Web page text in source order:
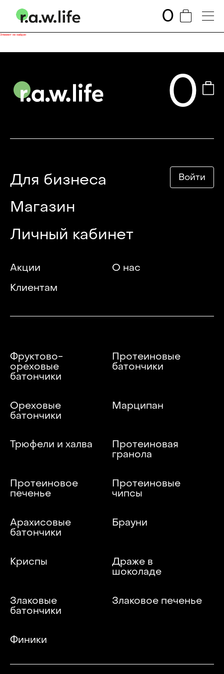
0
Элемент не найден
0
Личный кабинет
Магазин
Для бизнеса Войти
Акции
О нас
Клиентам
Фруктово-
ореховые
батончики
Протеиновые
батончики
Ореховые
батончики
Марципан
Трюфели и халва
Протеиновая
гранола
Протеиновое
печенье
Протеиновые
чипсы
Арахисовые
батончики
Брауни
Криспы
Драже в
шоколаде
Злаковые
батончики
Злаковое печенье
Финики